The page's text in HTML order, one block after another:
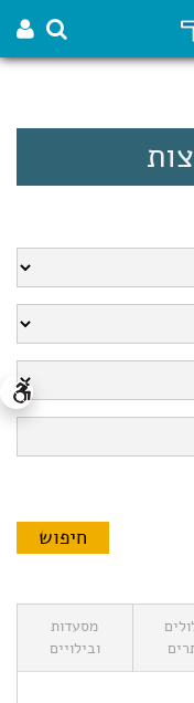
מסעדות
ובילויים